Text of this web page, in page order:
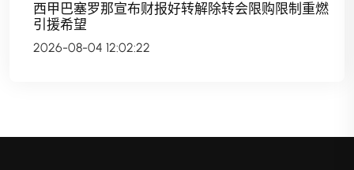
西甲巴塞罗那宣布财报好转解除转会限购限制重燃
引援希望
2026-08-04 12:02:22